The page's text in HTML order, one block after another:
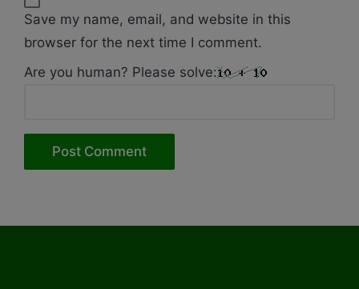
Save my name, email, and website in this
browser for the next time I comment.
Are you human? Please solve: